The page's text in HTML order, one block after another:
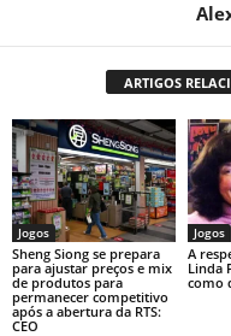
ARTIGOS
Jogos
Sheng Siong se prepara
para ajustar preços e mix
de produtos para
permanecer competitivo
após a abertura da RTS:
CEO
Jogos
A
Linda
como